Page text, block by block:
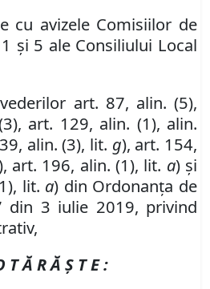
cu avizele Comisiilor de
și 5 ale Consiliului Local
art. 87, alin. (5),
art. 129, alin. (1), alin.
alin. (3), lit. g), art. 154,
art. 196, alin. (1), lit. a) și
lit. a) din Ordonanța de
din 3 iulie 2019, privind
T Ă R Ă Ş T E :